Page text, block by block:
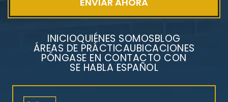
INICIOQUIÉNES SOMOSBLOG
ÁREAS DE PRÁCTICAUBICACIONES
PÓNGASE EN CONTACTO CON
SE HABLA ESPAÑOL